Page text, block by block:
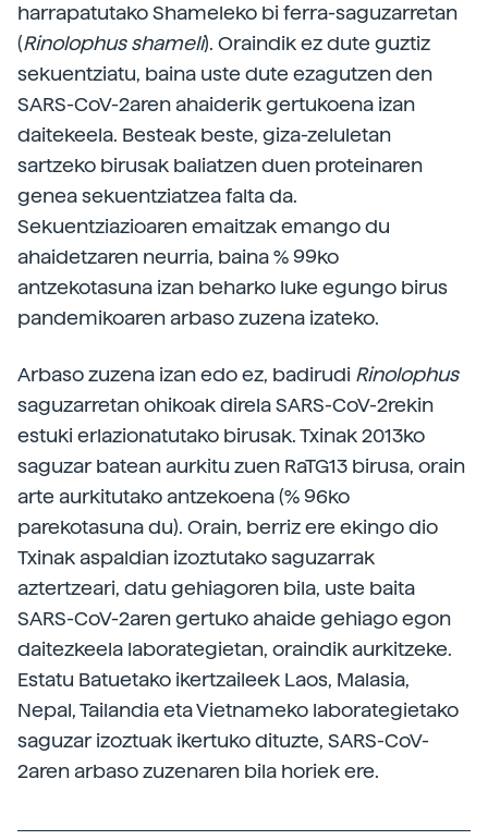
harrapatutako Shameleko bi ferra-saguzarretan
(Rinolophus shameli). Oraindik ez dute guztiz
sekuentziatu, baina uste dute ezagutzen den
SARS-CoV-2aren ahaiderik gertukoena izan
daitekeela. Besteak beste, giza-zeluletan
sartzeko birusak baliatzen duen proteinaren
genea sekuentziatzea falta da.
Sekuentziazioaren emaitzak emango du
ahaidetzaren neurria, baina % 99ko
antzekotasuna izan beharko luke egungo birus
pandemikoaren arbaso zuzena izateko.
Arbaso zuzena izan edo ez, badirudi Rinolophus
saguzarretan ohikoak direla SARS-CoV-2rekin
estuki erlazionatutako birusak. Txinak 2013ko
saguzar batean aurkitu zuen RaTG13 birusa, orain
arte aurkitutako antzekoena (% 96ko
parekotasuna du). Orain, berriz ere ekingo dio
Txinak aspaldian izoztutako saguzarrak
aztertzeari, datu gehiagoren bila, uste baita
SARS-CoV-2aren gertuko ahaide gehiago egon
daitezkeela laborategietan, oraindik aurkitzeke.
Estatu Batuetako ikertzaileek Laos, Malasia,
Nepal, Tailandia eta Vietnameko laborategietako
saguzar izoztuak ikertuko dituzte, SARS-CoV-
2aren arbaso zuzenaren bila horiek ere.